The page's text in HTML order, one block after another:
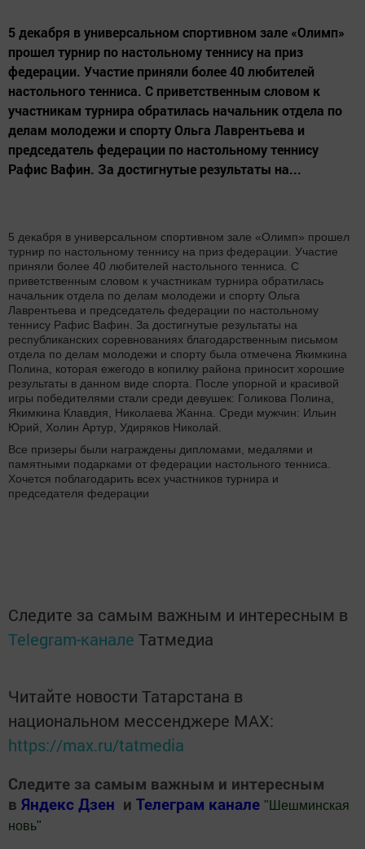
5 декабря в универсальном спортивном зале «Олимп»
прошел турнир по настольному теннису на приз
федерации. Участие приняли более 40 любителей
настольного тенниса. С приветственным словом к
участникам турнира обратилась начальник отдела по
делам молодежи и спорту Ольга Лаврентьева и
председатель федерации по настольному теннису
Рафис Вафин. За достигнутые результаты на...
5 декабря в универсальном спортивном зале «Олимп» прошел
турнир по настольному теннису на приз федерации. Участие
приняли более 40 любителей настольного тенниса. С
приветственным словом к участникам турнира обратилась
начальник отдела по делам молодежи и спорту Ольга
Лаврентьева и председатель федерации по настольному
теннису Рафис Вафин. За достигнутые результаты на
республиканских соревнованиях благодарственным письмом
отдела по делам молодежи и спорту была отмечена Якимкина
Полина, которая ежегодо в копилку района приносит хорошие
результаты в данном виде спорта. После упорной и красивой
игры победителями стали среди девушек: Голикова Полина,
Якимкина Клавдия, Николаева Жанна. Среди мужчин: Ильин
Юрий, Холин Артур, Удиряков Николай.
Все призеры были награждены дипломами, медалями и
памятными подарками от федерации настольного тенниса.
Хочется поблагодарить всех участников турнира и
председателя федерации
Следите за самым важным и интересным в
Telegram-канале Татмедиа
Читайте новости Татарстана в
национальном мессенджере MАХ:
https://max.ru/tatmedia
Следите за самым важным и интересным
в Яндекс Дзен и Телеграм канале " Шешминская
новь"